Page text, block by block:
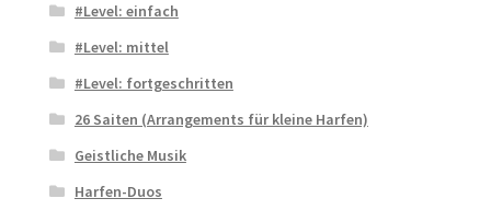
#Level: einfach
#Level: mittel
#Level: fortgeschritten
26 Saiten (Arrangements für kleine Harfen)
Geistliche Musik
Harfen-Duos